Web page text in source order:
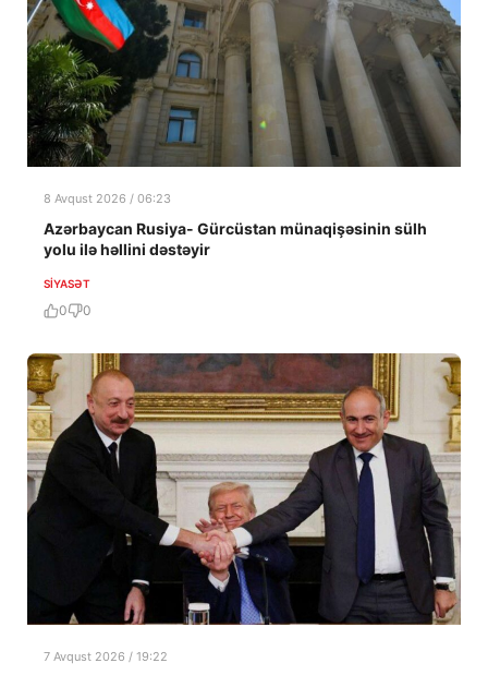
8 Avqust 2026 / 06:23
Azərbaycan Rusiya- Gürcüstan münaqişəsinin sülh
yolu ilə həllini dəstəyir
SIYASƏT
0 0
7 Avqust 2026 / 19:22